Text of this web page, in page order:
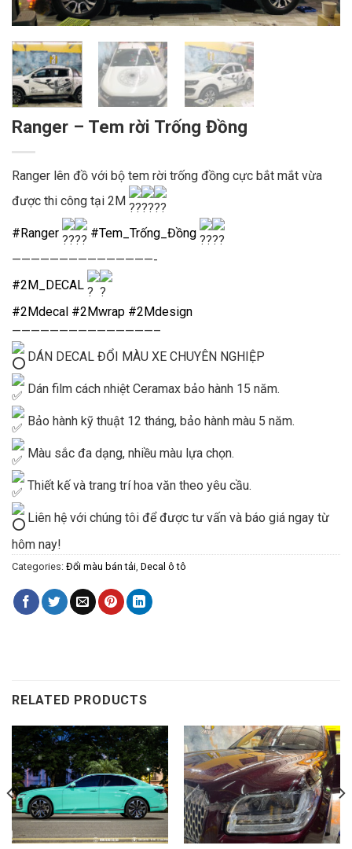
Ranger – Tem rời Trống Đồng
Ranger lên đồ với bộ tem rời trống đồng cực bắt mắt vừa
được thi công tại 2M
#Ranger
#Tem_Trống_Đồng
———————————————-
#2M_DECAL
#2Mdecal #2Mwrap #2Mdesign
———————————————–
DÁN DECAL ĐỔI MÀU XE CHUYÊN NGHIỆP
Dán film cách nhiệt Ceramax bảo hành 15 năm.
Bảo hành kỹ thuật 12 tháng, bảo hành màu 5 năm.
Màu sắc đa dạng, nhiều màu lựa chọn.
Thiết kế và trang trí hoa văn theo yêu cầu.
Liên hệ với chúng tôi để được tư vấn và báo giá ngay từ
hôm nay!
Categories: Đổi màu bán tải, Decal ô tô
RELATED PRODUCTS